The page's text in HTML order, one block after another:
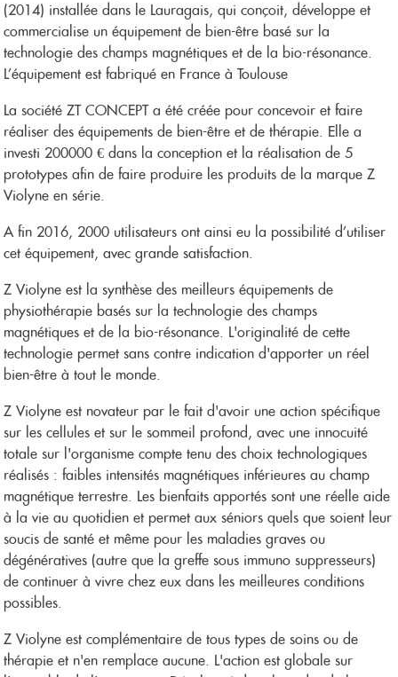
(2014) installée dans le Lauragais, qui conçoit, développe et
commercialise un équipement de bien-être basé sur la
technologie des champs magnétiques et de la bio-résonance.
L’équipement est fabriqué en France à Toulouse
La société ZT CONCEPT a été créée pour concevoir et faire
réaliser des équipements de bien-être et de thérapie. Elle a
investi 200000 € dans la conception et la réalisation de 5
prototypes afin de faire produire les produits de la marque Z
Violyne en série.
A fin 2016, 2000 utilisateurs ont ainsi eu la possibilité d’utiliser
cet équipement, avec grande satisfaction.
Z Violyne est la synthèse des meilleurs équipements de
physiothérapie basés sur la technologie des champs
magnétiques et de la bio-résonance. L'originalité de cette
technologie permet sans contre indication d'apporter un réel
bien-être à tout le monde.
Z Violyne est novateur par le fait d'avoir une action spécifique
sur les cellules et sur le sommeil profond, avec une innocuité
totale sur l'organisme compte tenu des choix technologiques
réalisés : faibles intensités magnétiques inférieures au champ
magnétique terrestre. Les bienfaits apportés sont une réelle aide
à la vie au quotidien et permet aux séniors quels que soient leur
soucis de santé et même pour les maladies graves ou
dégénératives (autre que la greffe sous immuno suppresseurs)
de continuer à vivre chez eux dans les meilleures conditions
possibles.
Z Violyne est complémentaire de tous types de soins ou de
thérapie et n'en remplace aucune. L'action est globale sur